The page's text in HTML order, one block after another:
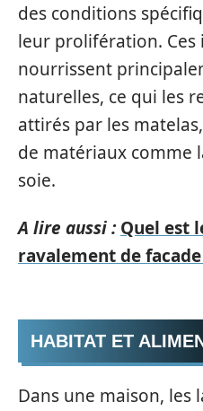
des conditions
leur prolifération. Ces
nourrissent
naturelles, ce qui les
attirés par les
de matériaux comme
soie.
A lire aussi : Quel est
ravalement de facade
HABITAT ET
Dans une maison, les